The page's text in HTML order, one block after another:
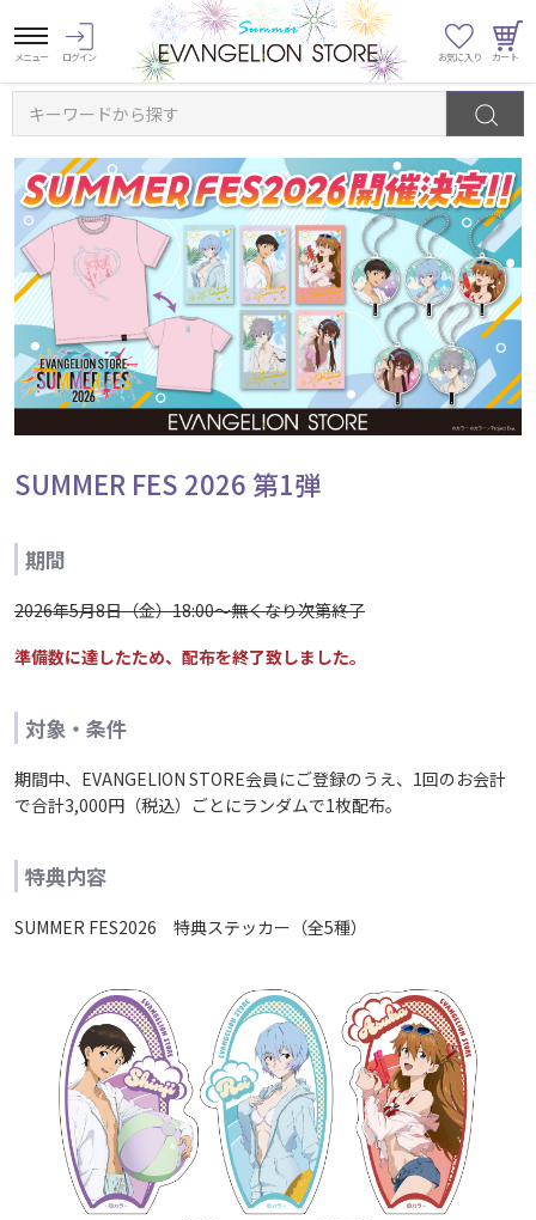
キーワードから探す
SUMMER FES 2026 第1弾
期間
2026年5月8日（金）18:00～無くなり次第終了
準備数に達したため、配布を終了致しました。
対象・条件
期間中、EVANGELION STORE会員にご登録のうえ、1回のお会計
で合計3,000円（税込）ごとにランダムで1枚配布。
特典内容
SUMMER FES2026 特典ステッカー（全5種）